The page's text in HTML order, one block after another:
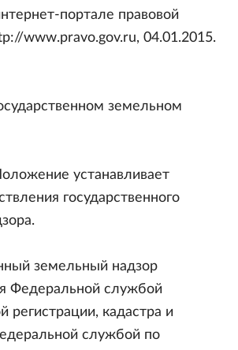
портале правовой
www.pravo.gov.ru, 04.01.2015.
земельном
устанавливает
государственного
земельный надзор
Федеральной службой
регистрации, кадастра и
службой по